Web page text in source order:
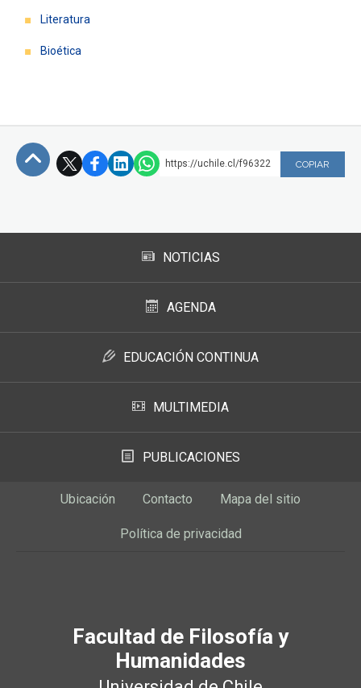
Literatura
Bioética
https://uchile.cl/f96322 COPIAR
NOTICIAS
AGENDA
EDUCACIÓN CONTINUA
MULTIMEDIA
PUBLICACIONES
Ubicación Contacto Mapa del sitio
Política de privacidad
Facultad de Filosofía y
Humanidades